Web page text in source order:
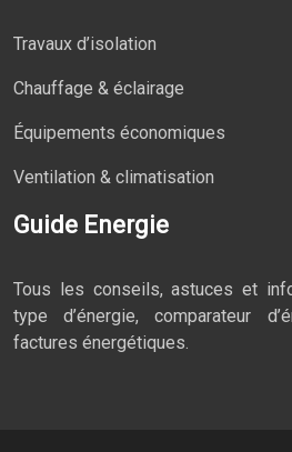
Travaux d’isolation
Chauffage & éclairage
Équipements économiques
Ventilation & climatisation
Guide Energie
Tous les conseils, astuces et
type d’énergie, comparateur
factures énergétiques.